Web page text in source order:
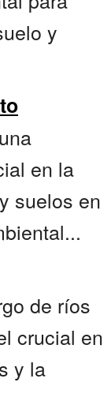
y
en la
suelos en
de ríos
crucial en
y la